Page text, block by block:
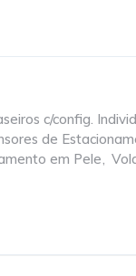
c/config.
de
em Pele,